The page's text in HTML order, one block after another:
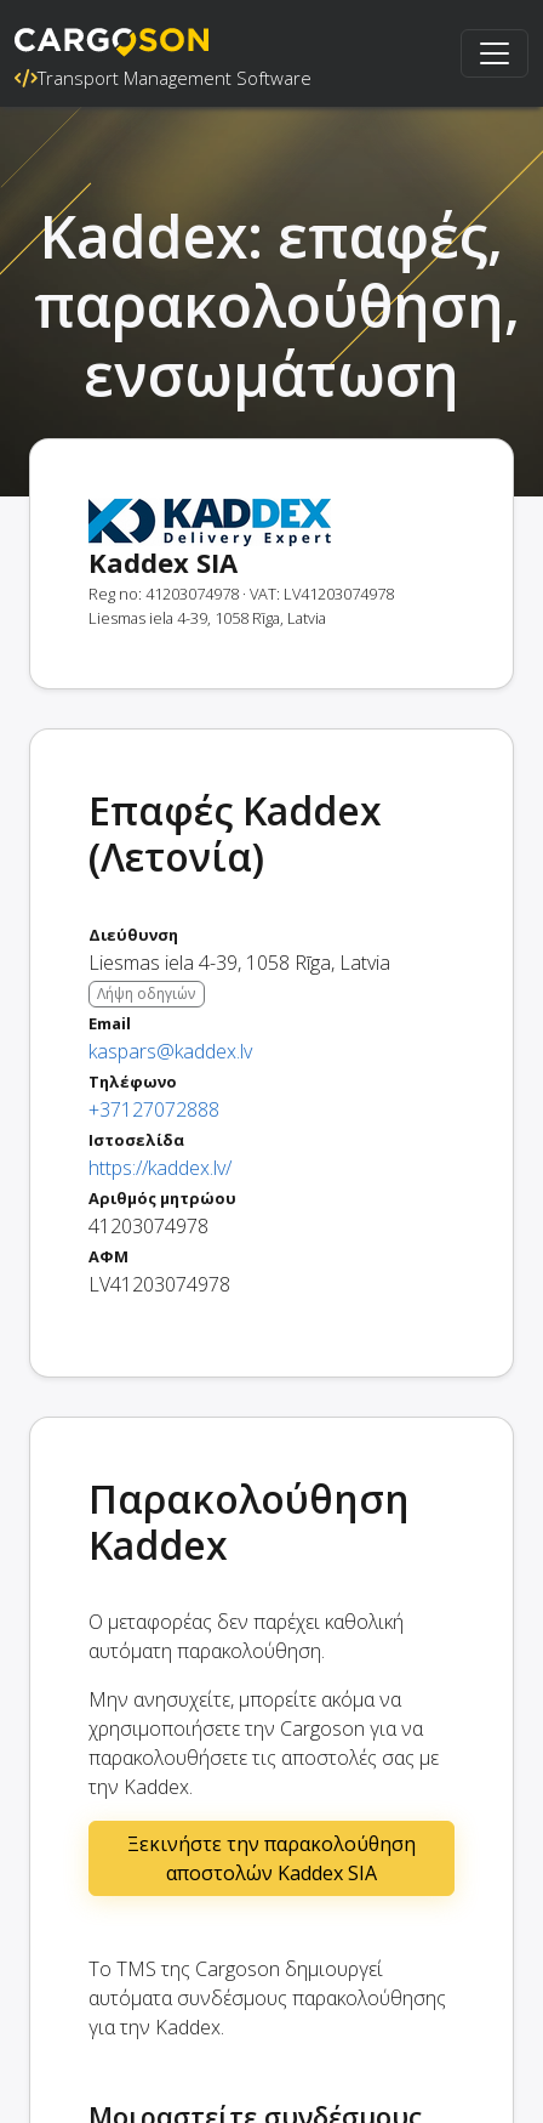
Transport Management Software
Kaddex: επαφές,
παρακολούθηση,
ενσωμάτωση
Kaddex SIA
Reg no: 41203074978 · VAT: LV41203074978
Liesmas iela 4-39, 1058 Rīga, Latvia
Επαφές Kaddex
(Λετονία)
Διεύθυνση
Liesmas iela 4-39, 1058 Rīga, Latvia
Λήψη οδηγιών
Email
kaspars@kaddex.lv
Τηλέφωνο
+37127072888
Ιστοσελίδα
https://kaddex.lv/
Αριθμός μητρώου
41203074978
ΑΦΜ
LV41203074978
Παρακολούθηση
Kaddex
Ο μεταφορέας δεν παρέχει καθολική
αυτόματη παρακολούθηση.
Μην ανησυχείτε, μπορείτε ακόμα να
χρησιμοποιήσετε την Cargoson για να
παρακολουθήσετε τις αποστολές σας με
την Kaddex.
Ξεκινήστε την παρακολούθηση
αποστολών Kaddex SIA
Το TMS της Cargoson δημιουργεί
αυτόματα συνδέσμους παρακολούθησης
για την Kaddex.
Μοιραστείτε συνδέσμους